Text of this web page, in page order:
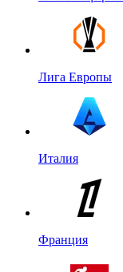
Лига Европы
Италия
Франция